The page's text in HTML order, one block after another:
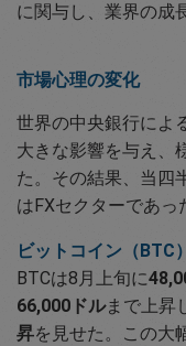
に関与し、業界の成
市場心理の変化
世界の中央銀行によ
大きな影響を与え、
た。その結果、当四
はFXセクターであっ
ビットコイン（BTC）
BTCは8月上旬に
66,000ドルまで上昇
昇を見せた。この大